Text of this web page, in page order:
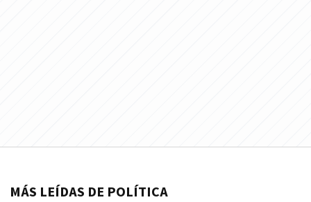
MÁS LEÍDAS DE POLÍTICA